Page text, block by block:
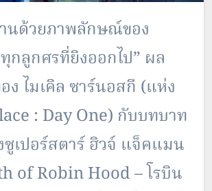
กลูกศรที่ยิงออกไป” ผล
ง ไมเคิล ซาร์นอสกี (แห่ง
: Day One) กับบทบาท
เปอร์สตาร์ ฮิวจ์ แจ็คแมน
of Robin Hood – โรบิน